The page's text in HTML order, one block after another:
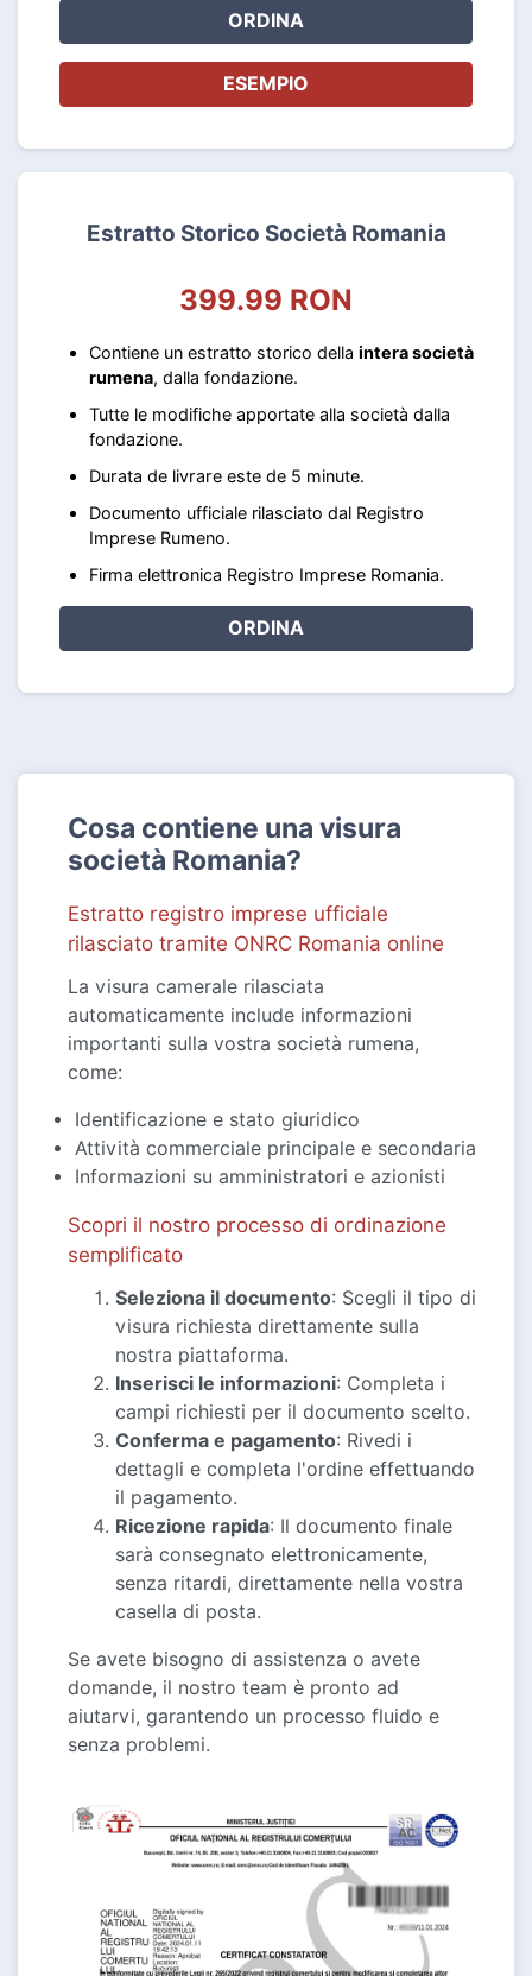
ORDINA
ESEMPIO
Estratto Storico Società Romania
399.99 RON
Contiene un estratto storico della intera società
rumena, dalla fondazione.
Tutte le modifiche apportate alla società dalla
fondazione.
Durata de livrare este de 5 minute.
Documento ufficiale rilasciato dal Registro
Imprese Rumeno.
Firma elettronica Registro Imprese Romania.
ORDINA
Cosa contiene una visura
società Romania?
Estratto registro imprese ufficiale
rilasciato tramite ONRC Romania online
La visura camerale rilasciata
automaticamente include informazioni
importanti sulla vostra società rumena,
come:
Identificazione e stato giuridico
Attività commerciale principale e secondaria
Informazioni su amministratori e azionisti
Scopri il nostro processo di ordinazione
semplificato
Seleziona il documento: Scegli il tipo di
visura richiesta direttamente sulla
nostra piattaforma.
Inserisci le informazioni: Completa i
campi richiesti per il documento scelto.
Conferma e pagamento: Rivedi i
dettagli e completa l'ordine effettuando
il pagamento.
Ricezione rapida: Il documento finale
sarà consegnato elettronicamente,
senza ritardi, direttamente nella vostra
casella di posta.
Se avete bisogno di assistenza o avete
domande, il nostro team è pronto ad
aiutarvi, garantendo un processo fluido e
senza problemi.